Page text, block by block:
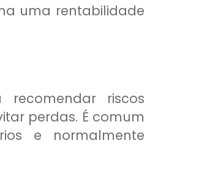
uma rentabilidade
riscos
perdas. É comum
e normalmente